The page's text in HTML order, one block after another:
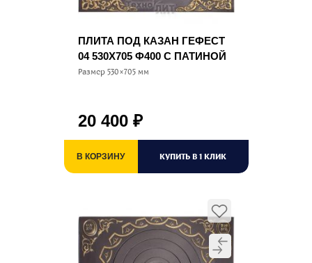
ПЛИТА ПОД КАЗАН ГЕФЕСТ
04 530Х705 Ф400 С ПАТИНОЙ
Размер 530×705 мм
20 400 ₽
В КОРЗИНУ КУПИТЬ В 1 КЛИК